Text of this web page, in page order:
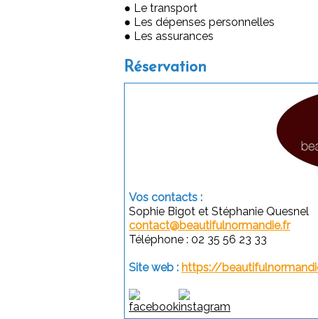
● Le transport
● Les dépenses personnelles
● Les assurances
Réservation
Vos contacts :
Sophie Bigot et Stéphanie Quesnel
contact@beautifulnormandie.fr
Téléphone : 02 35 56 23 33
Site web : https://